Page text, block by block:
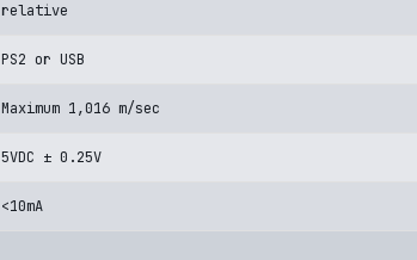
relative
PS2 or USB
Maximum 1,016 m/sec
5VDC ± 0.25V
<10mA